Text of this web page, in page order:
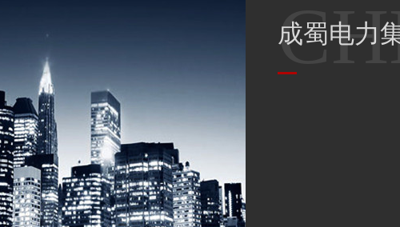
成蜀电力